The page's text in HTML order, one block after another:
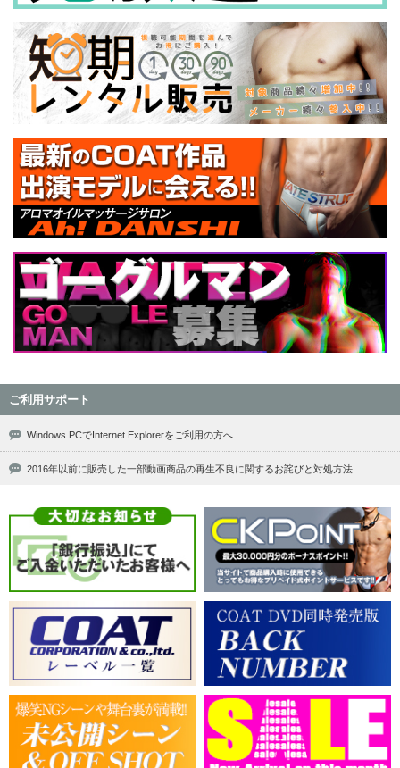
ご利用サポート
Windows PCでInternet Explorerをご利用の方へ
2016年以前に販売した一部動画商品の再生不良に関するお詫びと対処方法